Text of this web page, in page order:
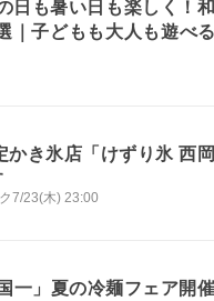
日も暑い日も楽しく！
｜子どもも大人も遊べ
き氷店「けずり氷 西岡
7/23(木) 23:00
一」夏の冷麺フェア開催